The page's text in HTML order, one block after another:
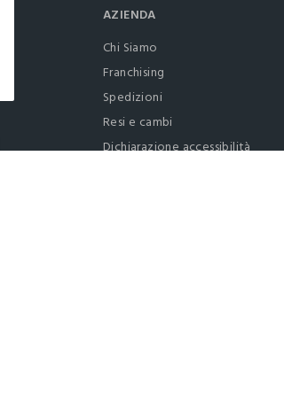
AZIENDA
Chi Siamo
Franchising
Spedizioni
Resi e cambi
Dichiarazione accessibilità